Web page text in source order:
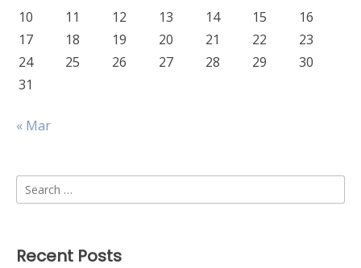
10
11 12 13 14 15
16
17
18 19 20 21 22
23
24
25 26 27 28 29
30
31
« Mar
Search
for:
Recent Posts